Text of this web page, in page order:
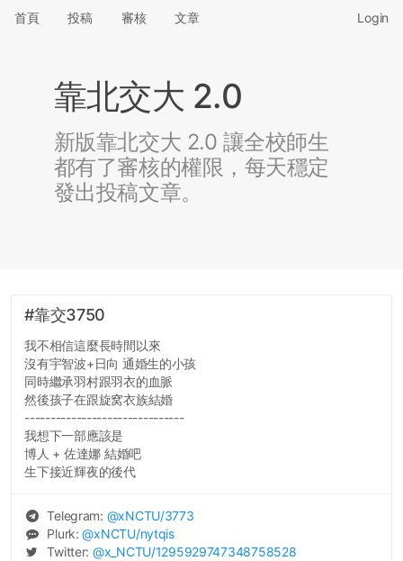
首頁 投稿 審核 文章 Login
靠北交大 2.0
新版靠北交大 2.0 讓全校師生
都有了審核的權限，每天穩定
發出投稿文章。
#靠交3750
我不相信這麼長時間以來
沒有宇智波+日向 通婚生的小孩
同時繼承羽村跟羽衣的血脈
然後孩子在跟旋窝衣族結婚
-------------------------------
我想下一部應該是
博人 + 佐達娜 結婚吧
生下接近輝夜的後代
Telegram: @xNCTU/3773
Plurk:@xNCTU/nytqis
Twitter: @x_NCTU/1295929747348758528